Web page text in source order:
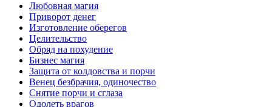
Любовная магия
Приворот денег
Изготовление оберегов
Целительство
Обряд на похудение
Бизнес магия
Защита от колдовства и порчи
Венец безбрачия, одиночество
Снятие порчи и сглаза
Одолеть врагов